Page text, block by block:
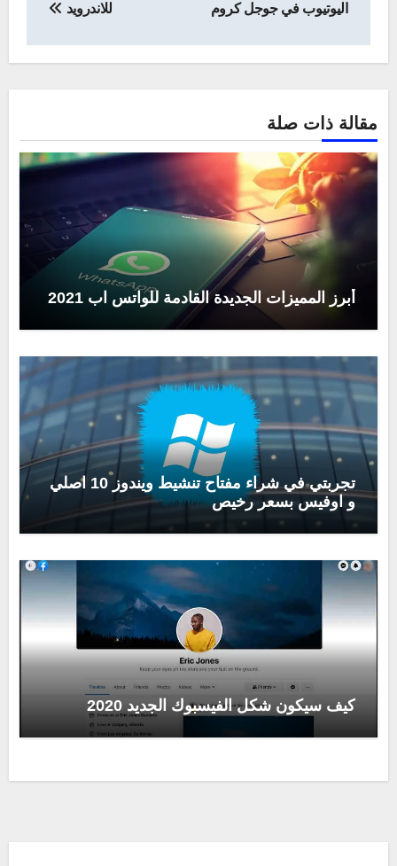
اليوتيوب في جوجل كروم
للاندرويد
مقالة ذات صلة
أبرز المميزات الجديدة القادمة للواتس اب 2021
تجربتي في شراء مفتاح تنشيط ويندوز 10 اصلي
و اوفيس بسعر رخيص
كيف سيكون شكل الفيسبوك الجديد 2020